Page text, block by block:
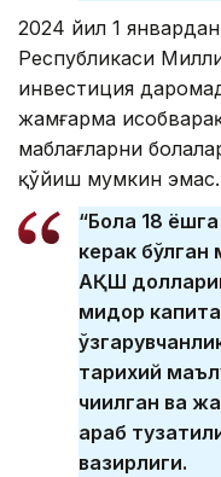
2024 йил 1
Республикаси
инвестиция
жамғарма
маблағларни
қўйиш мумкин эмас.
“Бола 18 ёшга
керак бўлган
АҚШ
миқдор
тарихий
чиқилган ва
қараб
вазирлиги.